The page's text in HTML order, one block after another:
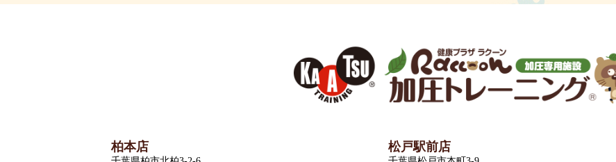
柏本店 松戸駅前店